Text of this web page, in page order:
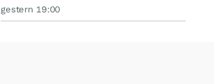
gestern 19:00